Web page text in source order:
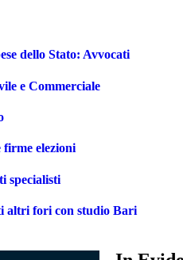
dello Stato: Avvocati
e Commerciale
firme elezioni
specialisti
altri fori con studio Bari